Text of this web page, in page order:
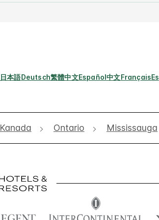
日本語Deutsch繁體中文Español中文Français
Kanada Ontario Mississauga